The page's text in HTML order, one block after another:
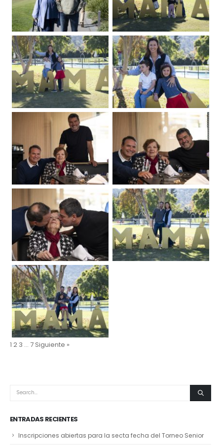
1 2 3 … 7 Siguiente »
ENTRADAS RECIENTES
Inscripciones abiertas para la secta fecha del Torneo Senior